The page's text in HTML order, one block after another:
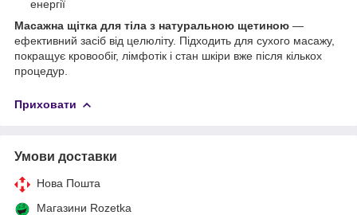
енергії
Масажна щітка для тіла з натуральною щетиною —
ефективний засіб від целюліту. Підходить для сухого масажу,
покращує кровообіг, лімфотік і стан шкіри вже після кількох
процедур.
Приховати
Умови доставки
Нова Пошта
Магазини Rozetka